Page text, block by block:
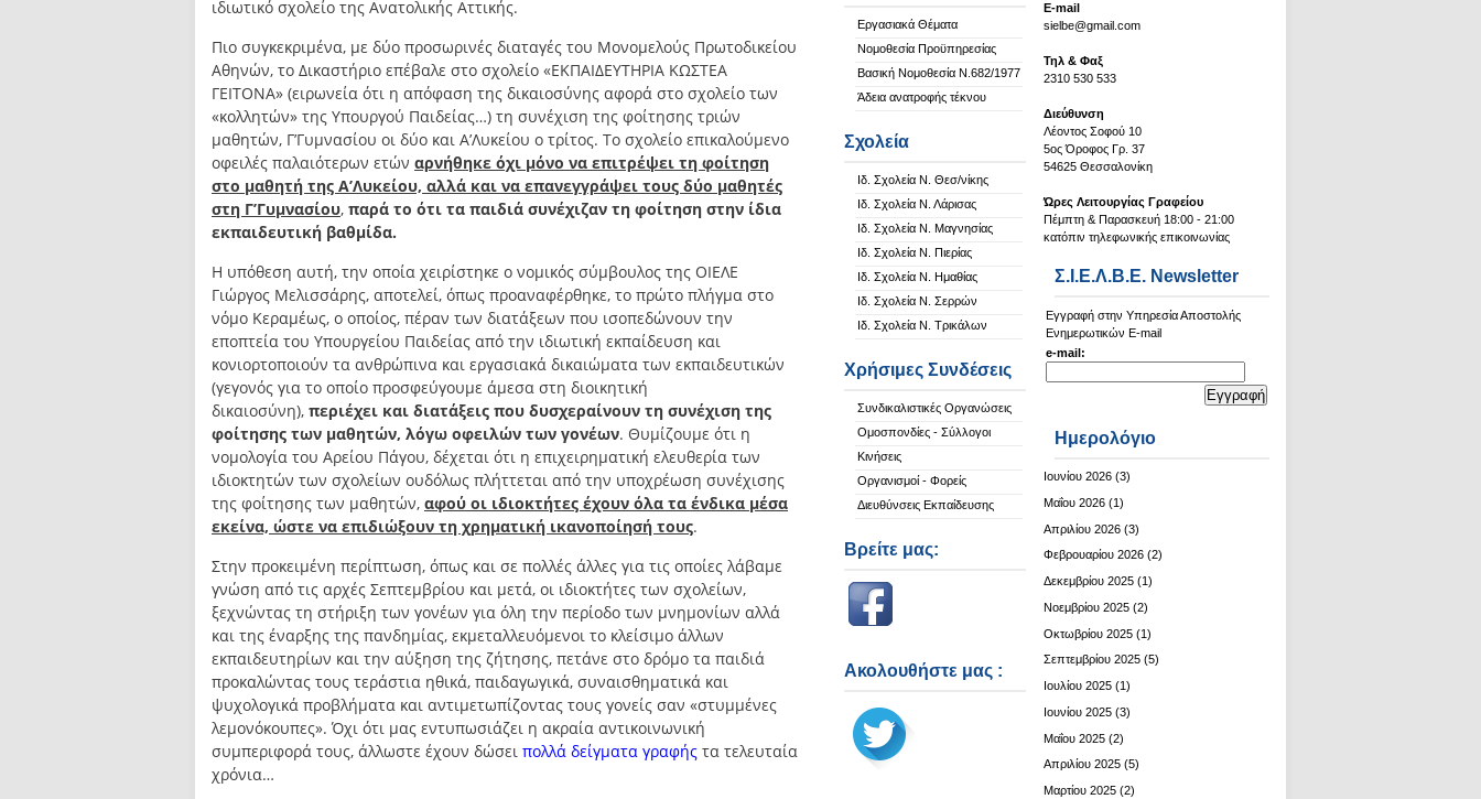
Ε-mail
sielbe@gmail.com
Τηλ & Φαξ
2310 530 533
Διεύθυνση
Λέοντος Σοφού 10
5ος Όροφος Γρ. 37
54625 Θεσσαλονίκη
Ώρες Λειτουργίας Γραφείου
Πέμπτη & Παρασκευή 18:00 - 21:00
κατόπιν τηλεφωνικής επικοινωνίας
Σ.Ι.Ε.Λ.Β.Ε. Newsletter
Εγγραφή στην Υπηρεσία Αποστολής
Ενημερωτικών E-mail
e-mail:
Ημερολόγιο
Ιουνίου 2026 (3)
Μαΐου 2026 (1)
Απριλίου 2026 (3)
Φεβρουαρίου 2026 (2)
Δεκεμβρίου 2025 (1)
Νοεμβρίου 2025 (2)
Οκτωβρίου 2025 (1)
Σεπτεμβρίου 2025 (5)
Ιουλίου 2025 (1)
Ιουνίου 2025 (3)
Μαΐου 2025 (2)
Απριλίου 2025 (5)
Μαρτίου 2025 (2)
Εργασιακά Θέματα
Νομοθεσία Προϋπηρεσίας
Βασική Νομοθεσία Ν.682/1977
Άδεια ανατροφής τέκνου
Σχολεία
Ιδ. Σχολεία Ν. Θεσ/νίκης
Ιδ. Σχολεία Ν. Λάρισας
Ιδ. Σχολεία Ν. Μαγνησίας
Ιδ. Σχολεία Ν. Πιερίας
Ιδ. Σχολεία Ν. Ημαθίας
Ιδ. Σχολεία Ν. Σερρών
Ιδ. Σχολεία Ν. Τρικάλων
Χρήσιμες Συνδέσεις
Συνδικαλιστικές Οργανώσεις
Ομοσπονδίες - Σύλλογοι
Κινήσεις
Οργανισμοί - Φορείς
Διευθύνσεις Εκπαίδευσης
Βρείτε μας:
Ακολουθήστε μας :
ιδιωτικό σχολείο της Ανατολικής Αττικής.
Πιο συγκεκριμένα, με δύο προσωρινές διαταγές του Μονομελούς Πρωτοδικείου
Αθηνών, το Δικαστήριο επέβαλε στο σχολείο «ΕΚΠΑΙΔΕΥΤΗΡΙΑ ΚΩΣΤΕΑ
ΓΕΙΤΟΝΑ» (ειρωνεία ότι η απόφαση της δικαιοσύνης αφορά στο σχολείο των
«κολλητών» της Υπουργού Παιδείας…) τη συνέχιση της φοίτησης τριών
μαθητών, Γ’Γυμνασίου οι δύο και Α’Λυκείου ο τρίτος. Το σχολείο επικαλούμενο
οφειλές παλαιότερων ετών αρνήθηκε όχι μόνο να επιτρέψει τη φοίτηση
στο μαθητή της Α’Λυκείου, αλλά και να επανεγγράψει τους δύο μαθητές
στη Γ’Γυμνασίου, παρά το ότι τα παιδιά συνέχιζαν τη φοίτηση στην ίδια
εκπαιδευτική βαθμίδα.
Η υπόθεση αυτή, την οποία χειρίστηκε ο νομικός σύμβουλος της ΟΙΕΛΕ
Γιώργος Μελισσάρης, αποτελεί, όπως προαναφέρθηκε, το πρώτο πλήγμα στο
νόμο Κεραμέως, ο οποίος, πέραν των διατάξεων που ισοπεδώνουν την
εποπτεία του Υπουργείου Παιδείας από την ιδιωτική εκπαίδευση και
κονιορτοποιούν τα ανθρώπινα και εργασιακά δικαιώματα των εκπαιδευτικών
(γεγονός για το οποίο προσφεύγουμε άμεσα στη διοικητική
δικαιοσύνη), περιέχει και διατάξεις που δυσχεραίνουν τη συνέχιση της
φοίτησης των μαθητών, λόγω οφειλών των γονέων. Θυμίζουμε ότι η
νομολογία του Αρείου Πάγου, δέχεται ότι η επιχειρηματική ελευθερία των
ιδιοκτητών των σχολείων ουδόλως πλήττεται από την υποχρέωση συνέχισης
της φοίτησης των μαθητών, αφού οι ιδιοκτήτες έχουν όλα τα ένδικα μέσα
εκείνα, ώστε να επιδιώξουν τη χρηματική ικανοποίησή τους.
Στην προκειμένη περίπτωση, όπως και σε πολλές άλλες για τις οποίες λάβαμε
γνώση από τις αρχές Σεπτεμβρίου και μετά, οι ιδιοκτήτες των σχολείων,
ξεχνώντας τη στήριξη των γονέων για όλη την περίοδο των μνημονίων αλλά
και της έναρξης της πανδημίας, εκμεταλλευόμενοι το κλείσιμο άλλων
εκπαιδευτηρίων και την αύξηση της ζήτησης, πετάνε στο δρόμο τα παιδιά
προκαλώντας τους τεράστια ηθικά, παιδαγωγικά, συναισθηματικά και
ψυχολογικά προβλήματα και αντιμετωπίζοντας τους γονείς σαν «στυμμένες
λεμονόκουπες». Όχι ότι μας εντυπωσιάζει η ακραία αντικοινωνική
συμπεριφορά τους, άλλωστε έχουν δώσει πολλά δείγματα γραφής τα τελευταία
χρόνια…